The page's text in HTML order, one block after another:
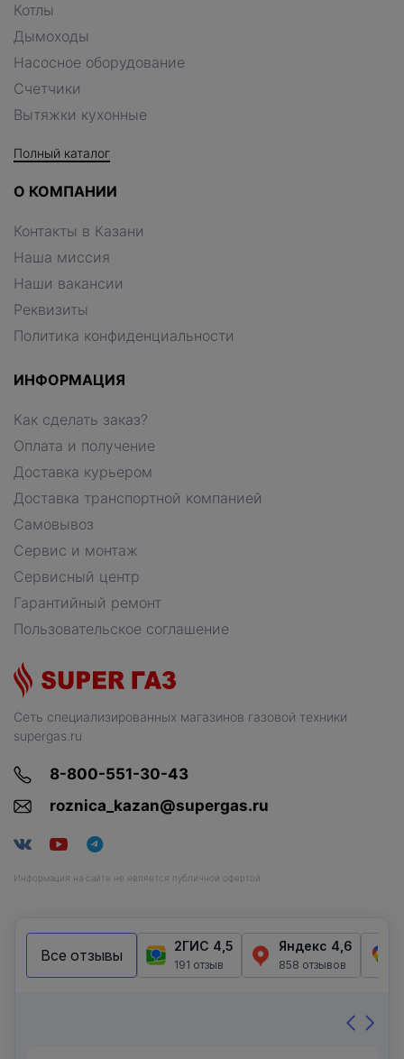
Сеть специализированных магазинов газовой техники
supergas.ru
8-800-551-30-43
roznica_kazan@supergas.ru
Информация на сайте не является публичной офертой
Котлы
Дымоходы
Насосное оборудование
Счетчики
Вытяжки кухонные
Полный каталог
О КОМПАНИИ
Контакты в Казани
Наша миссия
Наши вакансии
Реквизиты
Политика конфиденциальности
ИНФОРМАЦИЯ
Как сделать заказ?
Оплата и получение
Доставка курьером
Доставка транспортной компанией
Самовывоз
Сервис и монтаж
Сервисный центр
Гарантийный ремонт
Пользовательское соглашение